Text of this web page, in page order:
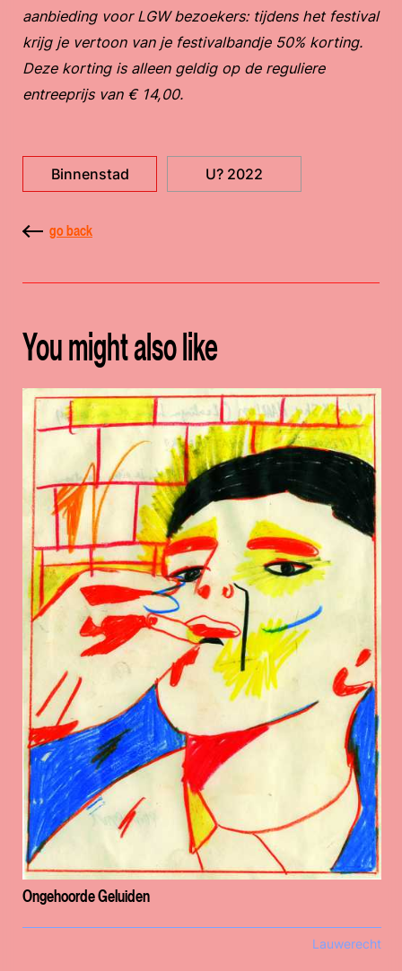
aanbieding voor LGW bezoekers: tijdens het festival
krijg je vertoon van je festivalbandje 50% korting.
Deze korting is alleen geldig op de reguliere
entreeprijs van € 14,00.
Binnenstad U? 2022
go back
You might also like
Ongehoorde Geluiden
Lauwerecht